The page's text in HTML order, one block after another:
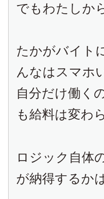
でもわたしか
たかがバイト
んなはスマホ
自分だけ働く
も給料は変わ
ロジック自体
が納得するか